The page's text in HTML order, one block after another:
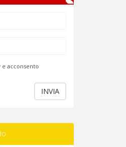
e acconsento
INVIA